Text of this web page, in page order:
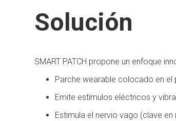
Solución
SMART PATCH propone un enfoque
Parche wearable colocado en el
Emite estímulos eléctricos y
Estimula el nervio vago (clave